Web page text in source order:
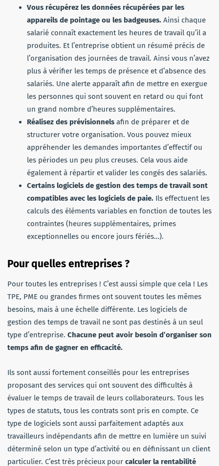
Vous récupérez les données récupérées par les
appareils de pointage ou les badgeuses. Ainsi chaque
salarié connaît exactement les heures de travail qu’il a
produites. Et l’entreprise obtient un résumé précis de
l’organisation des journées de travail. Ainsi vous n’avez
plus à vérifier les temps de présence et d’absence des
salariés. Une alerte apparaît afin de mettre en exergue
les personnes qui sont souvent en retard ou qui font
un grand nombre d’heures supplémentaires.
Réalisez des prévisionnels afin de préparer et de
structurer votre organisation. Vous pouvez mieux
appréhender les demandes importantes d’effectif ou
les périodes un peu plus creuses. Cela vous aide
également à répartir et valider les congés des salariés.
Certains logiciels de gestion des temps de travail sont
compatibles avec les logiciels de paie. Ils effectuent les
calculs des éléments variables en fonction de toutes les
contraintes (heures supplémentaires, primes
exceptionnelles ou encore jours fériés…).
Pour quelles entreprises ?
Pour toutes les entreprises ! C’est aussi simple que cela ! Les
TPE, PME ou grandes firmes ont souvent toutes les mêmes
besoins, mais à une échelle différente. Les logiciels de
gestion des temps de travail ne sont pas destinés à un seul
type d’entreprise. Chacune peut avoir besoin d’organiser son
temps afin de gagner en efficacité.
Ils sont aussi fortement conseillés pour les entreprises
proposant des services qui ont souvent des difficultés à
évaluer le temps de travail de leurs collaborateurs. Tous les
types de statuts, tous les contrats sont pris en compte. Ce
type de logiciels sont aussi parfaitement adaptés aux
travailleurs indépendants afin de mettre en lumière un suivi
déterminé selon un type d’activité ou en définissant un client
particulier. C’est très précieux pour calculer la rentabilité